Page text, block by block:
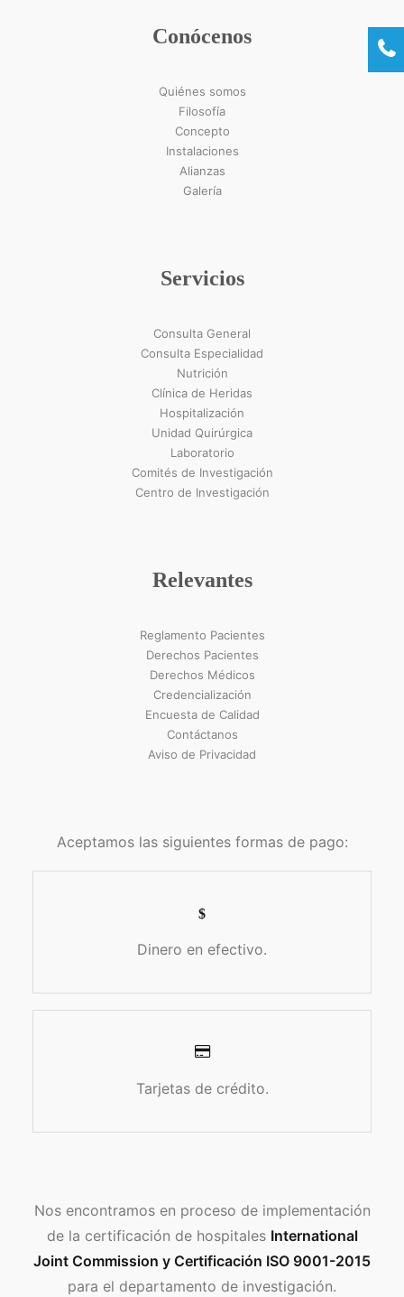
Conócenos
Quiénes somos
Filosofía
Concepto
Instalaciones
Alianzas
Galería
Servicios
Consulta General
Consulta Especialidad
Nutrición
Clínica de Heridas
Hospitalización
Unidad Quirúrgica
Laboratorio
Comités de Investigación
Centro de Investigación
Relevantes
Reglamento Pacientes
Derechos Pacientes
Derechos Médicos
Credencialización
Encuesta de Calidad
Contáctanos
Aviso de Privacidad
Aceptamos las siguientes formas de pago:
Dinero en efectivo.
Tarjetas de crédito.
Nos encontramos en proceso de implementación
de la certificación de hospitales International
Joint Commission y Certificación ISO 9001-2015
para el departamento de investigación.